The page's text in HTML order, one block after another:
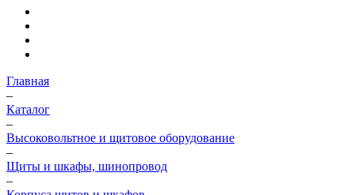
Главная
–
Каталог
–
Высоковольтное и щитовое оборудование
–
Щиты и шкафы, шинопровод
–